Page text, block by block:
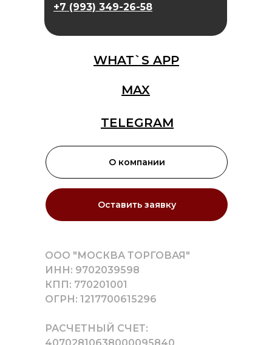
Оставить заявку
О компании
MAX
TELEGRAM
WHAT`S APP
ООО "МОСКВА ТОРГОВАЯ"
ИНН: 9702039598
КПП: 770201001
ОГРН: 1217700615296
РАСЧЕТНЫЙ СЧЕТ:
+7 (993) 349-26-58